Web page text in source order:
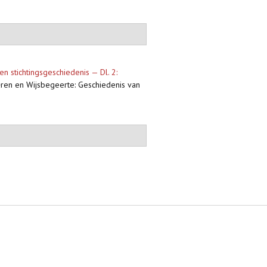
stichtingsgeschiedenis — Dl. 2:
en Wijsbegeerte: Geschiedenis van